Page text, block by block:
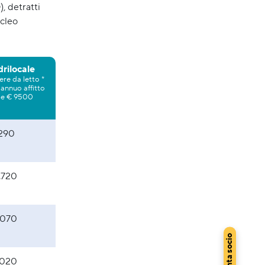
detratti
da letto *
affitto
€ 9500